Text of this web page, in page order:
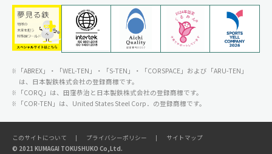
「ABREX」・「WEL-TEN」・「S-TEN」・「CORSPACE」および「ARU-TEN」
は、日本製鉄株式会社の登録商標です。
「CORQ」は、田窪恭治と日本製鉄株式会社の登録商標です。
「COR-TEN」は、United States Steel Corp．の登録商標です。
© 2021 KUMAGAI TOKUSHUKO Co,Ltd.
このサイトについて プライバシーポリシー サイトマップ